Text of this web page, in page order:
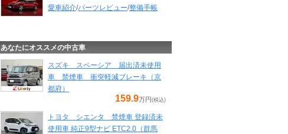
愛車紹介/パーツレビュー/整備手帳
あなたにオススメの中古車
スズキ スペーシア 届出済未使用
車 禁煙車 衝突軽減ブレーキ（京
都府）
159.9万円 (税込)
トヨタ シエンタ 禁煙車 登録済未
使用車 純正9型ナビ ETC2.0（群馬